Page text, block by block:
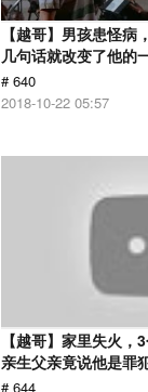
【越哥】男孩患怪
几句话就改变了他的
# 640
2018-10-22 05:57
【越哥】家里失火，
亲生父亲竟说他是罪
# 644